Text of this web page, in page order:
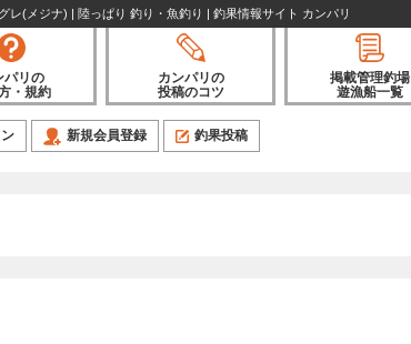
(メジナ) | 陸っぱり 釣り・魚釣り | 釣果情報サイト カンパリ
パリの
・規約
カンパリの
投稿のコツ
掲載管理釣場
遊漁船一覧
新規会員登録 釣果投稿